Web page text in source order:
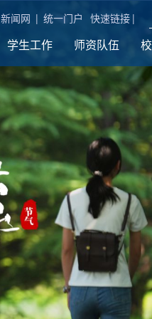
新闻网 | 统一门户 快速链接 |
学生工作 师资队伍